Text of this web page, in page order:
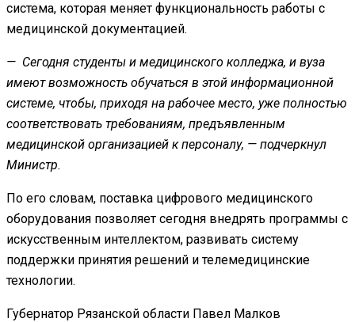
система, которая меняет функциональность работы с
медицинской документацией.
— Сегодня студенты и медицинского колледжа, и вуза
имеют возможность обучаться в этой информационной
системе, чтобы, приходя на рабочее место, уже полностью
соответствовать требованиям, предъявленным
медицинской организацией к персоналу, — подчеркнул
Министр.
По его словам, поставка цифрового медицинского
оборудования позволяет сегодня внедрять программы с
искусственным интеллектом, развивать систему
поддержки принятия решений и телемедицинские
технологии.
Губернатор Рязанской области Павел Малков